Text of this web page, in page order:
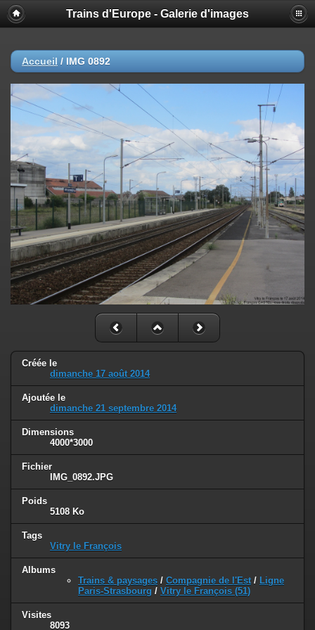
Trains d'Europe - Galerie d'images
Accueil / IMG 0892
Créée le
dimanche 17 août 2014
Ajoutée le
dimanche 21 septembre 2014
Dimensions
4000*3000
Fichier
IMG_0892.JPG
Poids
5108 Ko
Tags
Vitry le François
Albums
Trains & paysages / Compagnie de l'Est / Ligne
Paris-Strasbourg / Vitry le François (51)
Visites
8093